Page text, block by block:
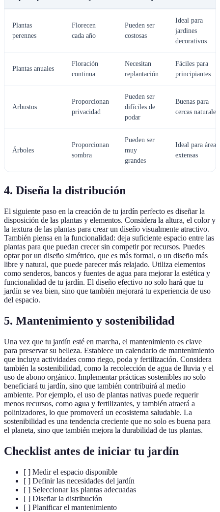
Plantas
perennes
Florecen
cada año
Pueden ser
costosas
Ideal para
jardines
decorativos
Plantas anuales
Floración
continua
Necesitan
replantación
Fáciles para
principiantes
Arbustos
Proporcionan
privacidad
Pueden ser
difíciles de
podar
Buenas para
cercas naturales
Árboles
Proporcionan
sombra
Pueden ser
muy
grandes
Ideal para áreas
extensas
4. Diseña la distribución
El siguiente paso en la creación de tu jardín perfecto es diseñar la
disposición de las plantas y elementos. Considera la altura, el color y
la textura de las plantas para crear un diseño visualmente atractivo.
También piensa en la funcionalidad: deja suficiente espacio entre las
plantas para que puedan crecer sin competir por recursos. Puedes
optar por un diseño simétrico, que es más formal, o un diseño más
libre y natural, que puede parecer más relajado. Utiliza elementos
como senderos, bancos y fuentes de agua para mejorar la estética y
funcionalidad de tu jardín. El diseño efectivo no solo hará que tu
jardín se vea bien, sino que también mejorará tu experiencia de uso
del espacio.
5. Mantenimiento y sostenibilidad
Una vez que tu jardín esté en marcha, el mantenimiento es clave
para preservar su belleza. Establece un calendario de mantenimiento
que incluya actividades como riego, poda y fertilización. Considera
también la sostenibilidad, como la recolección de agua de lluvia y el
uso de abono orgánico. Implementar prácticas sostenibles no solo
beneficiará tu jardín, sino que también contribuirá al medio
ambiente. Por ejemplo, el uso de plantas nativas puede requerir
menos recursos, como agua y fertilizantes, y también atraerá a
polinizadores, lo que promoverá un ecosistema saludable. La
sostenibilidad es una tendencia creciente que no solo es buena para
el planeta, sino que también mejora la durabilidad de tus plantas.
Checklist antes de iniciar tu jardín
[ ] Medir el espacio disponible
[ ] Definir las necesidades del jardín
[ ] Seleccionar las plantas adecuadas
[ ] Diseñar la distribución
[ ] Planificar el mantenimiento